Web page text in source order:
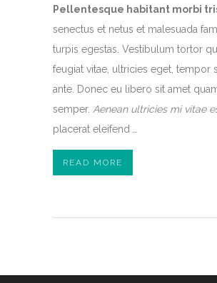
Pellentesque habitant morbi
senectus et netus et malesuada
turpis egestas. Vestibulum tortor
feugiat vitae, ultricies eget, tempor
ante. Donec eu libero sit amet
semper. Aenean ultricies mi vitae
placerat eleifend …
READ MORE